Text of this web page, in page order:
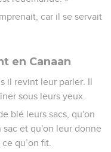
car il se servait
en Canaan
il revint leur parler. Il
sous leurs yeux.
blé leurs sacs, qu'on
sac et qu'on leur donne
qu’on fit.